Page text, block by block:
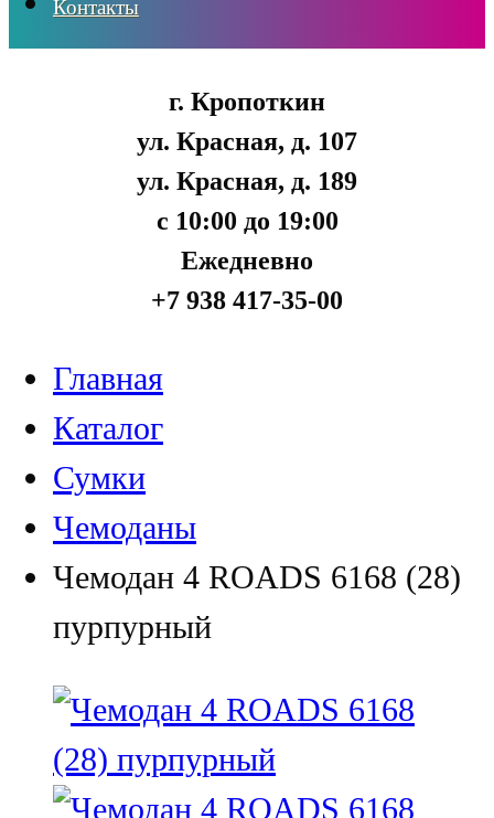
Контакты
г. Кропоткин
ул. Красная, д. 107
ул. Красная, д. 189
с 10:00 до 19:00
Ежедневно
+7 938 417-35-00
Главная
Каталог
Сумки
Чемоданы
Чемодан 4 ROADS 6168 (28)
пурпурный